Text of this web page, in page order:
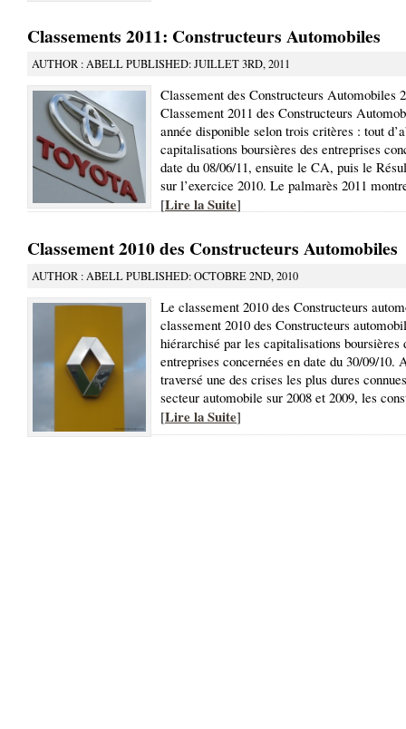
Classements 2011: Constructeurs Automobiles
AUTHOR : ABELL PUBLISHED: JUILLET 3RD, 2011
Classement des Constructeurs Automobiles
Classement 2011 des Constructeurs
année disponible selon trois critères : tout
capitalisations boursières des entreprises
date du 08/06/11, ensuite le CA, puis le
sur l’exercice 2010. Le palmarès 2011
[Lire la Suite]
Classement 2010 des Constructeurs Automobiles
AUTHOR : ABELL PUBLISHED: OCTOBRE 2ND, 2010
Le classement 2010 des Constructeurs
classement 2010 des Constructeurs
hiérarchisé par les capitalisations boursières
entreprises concernées en date du 30/09/10.
traversé une des crises les plus dures
secteur automobile sur 2008 et 2009, les
[Lire la Suite]